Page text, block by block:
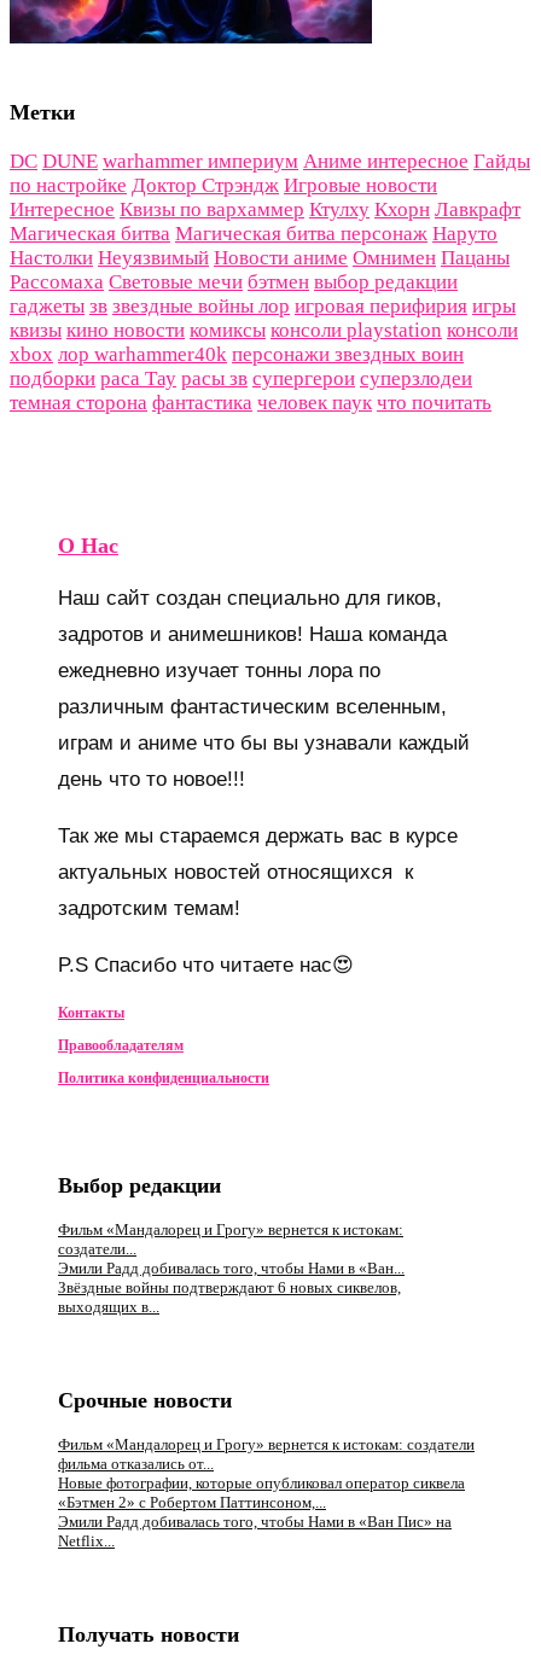
Метки
DC DUNE warhammer империум Аниме интересное Гайды
по настройке Доктор Стрэндж Игровые новости
Интересное Квизы по вархаммер Ктулху Кхорн Лавкрафт
Магическая битва Магическая битва персонаж Наруто
Настолки Неуязвимый Новости аниме Омнимен Пацаны
Рассомаха Световые мечи бэтмен выбор редакции
гаджеты зв звездные войны лор игровая перифирия игры
квизы кино новости комиксы консоли playstation консоли
xbox лор warhammer40k персонажи звездных воин
подборки раса Тау расы зв супергерои суперзлодеи
темная сторона фантастика человек паук что почитать
О Нас
Наш сайт создан специально для гиков,
задротов и анимешников! Наша команда
ежедневно изучает тонны лора по
различным фантастическим вселенным,
играм и аниме что бы вы узнавали каждый
день что то новое!!!
Так же мы стараемся держать вас в курсе
актуальных новостей относящихся к
задротским темам!
P.S Спасибо что читаете нас😍
Контакты
Правообладателям
Политика конфиденциальности
Выбор редакции
Фильм «Мандалорец и Грогу» вернется к истокам:
создатели...
Эмили Радд добивалась того, чтобы Нами в «Ван...
Звёздные войны подтверждают 6 новых сиквелов,
выходящих в...
Срочные новости
Фильм «Мандалорец и Грогу» вернется к истокам: создатели
фильма отказались от...
Новые фотографии, которые опубликовал оператор сиквела
«Бэтмен 2» с Робертом Паттинсоном,...
Эмили Радд добивалась того, чтобы Нами в «Ван Пис» на
Netflix...
Получать новости